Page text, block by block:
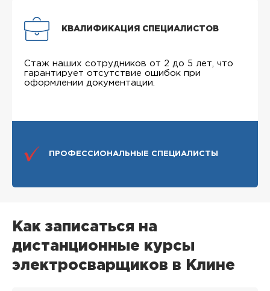
КВАЛИФИКАЦИЯ СПЕЦИАЛИСТОВ
Стаж наших сотрудников от 2 до 5 лет, что
гарантирует отсутствие ошибок при
оформлении документации.
ПРОФЕССИОНАЛЬНЫЕ СПЕЦИАЛИСТЫ
Как записаться на
дистанционные курсы
электросварщиков в Клине